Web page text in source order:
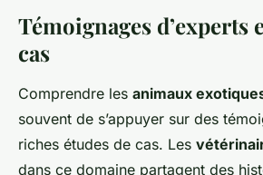
Témoignages d’experts
cas
Comprendre les animaux
souvent de s’appuyer sur des
riches études de cas. Les
dans ce domaine partagent des